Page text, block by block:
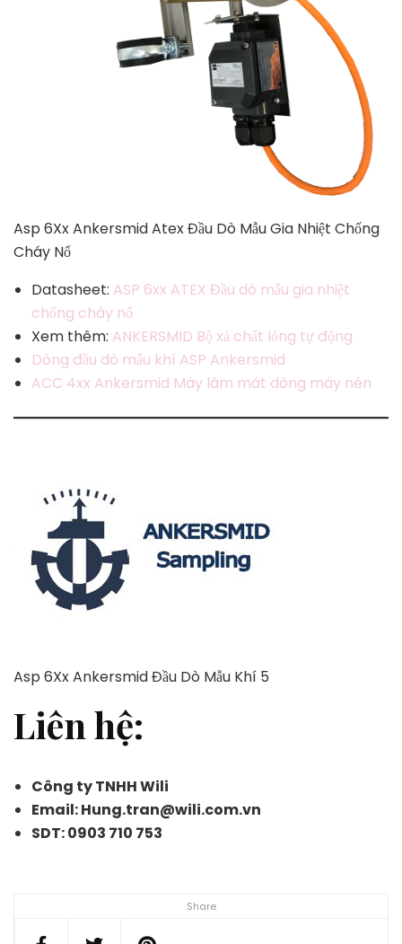
Share
Asp 6Xx Ankersmid Atex Đầu Dò Mẫu Gia Nhiệt Chống
Cháy Nổ
Datasheet: ASP 6xx ATEX Đầu dò mẫu gia nhiệt
chống cháy nổ
Xem thêm: ANKERSMID Bộ xả chất lỏng tự động
Dòng đầu dò mẫu khí ASP Ankersmid
ACC 4xx Ankersmid Máy làm mát dòng máy nén
Asp 6Xx Ankersmid Đầu Dò Mẫu Khí 5
Liên hệ:
Công ty TNHH Wili
Email: Hung.tran@wili.com.vn
SDT: 0903 710 753